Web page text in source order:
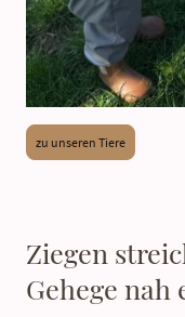
Ziegen
Gehege nah
zu unseren Tiere